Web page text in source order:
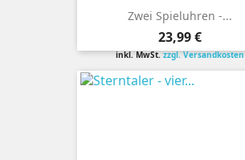
Zwei Spieluhren -...
Preis
23,99 €
inkl. MwSt.zzgl. Versandkosten